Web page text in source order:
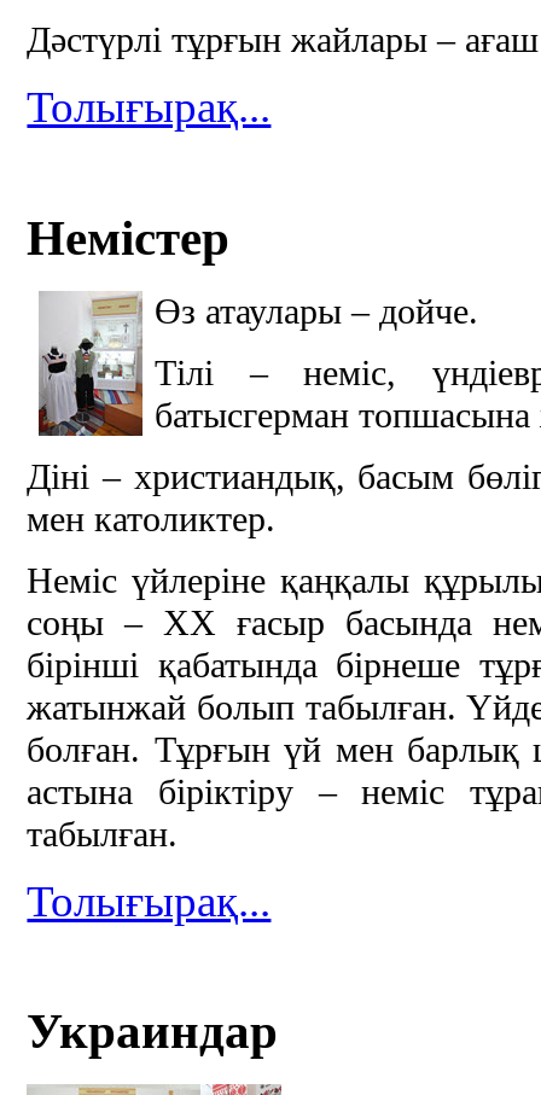
Дәстүрлі тұрғын жайлары –
Толығырақ...
Немістер
Өз атаулары – дойче.
Тілі – неміс,
батысгерман
Діні – христиандық, басым
мен католиктер.
Неміс үйлеріне қаңқалы
соңы – ХХ ғасыр басында
бірінші қабатында бірнеше
жатынжай болып табылған.
болған. Тұрғын үй мен
астына біріктіру – неміс
табылған.
Толығырақ...
Украиндар